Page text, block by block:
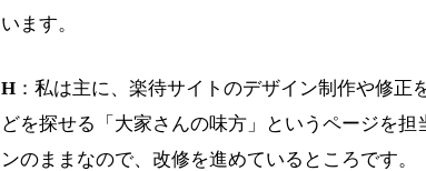
います。
H ：私は主に、楽待サイトのデザイン制作や修
どを探せる「大家さんの味方」というページを
ンのままなので、改修を進めているところです。